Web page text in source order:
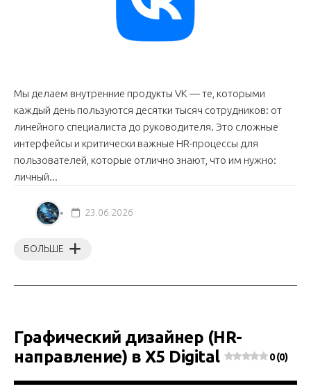
Мы делаем внутренние продукты VK — те, которыми
каждый день пользуются десятки тысяч сотрудников: от
линейного специалиста до руководителя. Это сложные
интерфейсы и критически важные HR-процессы для
пользователей, которые отлично знают, что им нужно:
личный...
БОЛЬШЕ
23.06.2026
Графический дизайнер (HR-
направление) в X5 Digital
0 (0)